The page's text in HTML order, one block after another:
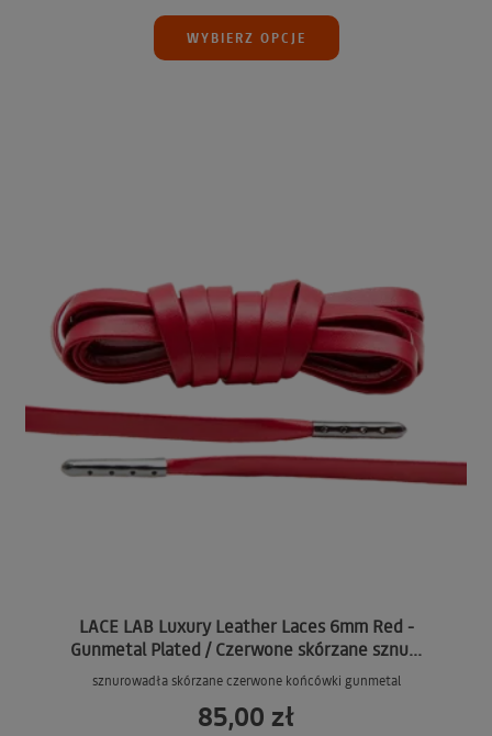
WYBIERZ OPCJE
LACE LAB Luxury Leather Laces 6mm Red -
Gunmetal Plated / Czerwone skórzane sznu...
sznurowadła skórzane czerwone końcówki gunmetal
85,00 zł